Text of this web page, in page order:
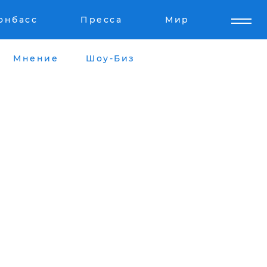
Пресса Мир
Мнение Шоу-Биз